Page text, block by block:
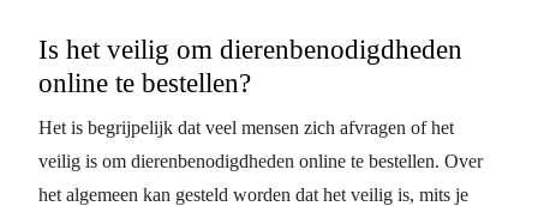
Is het veilig om dierenbenodigdheden
online te bestellen?
Het is begrijpelijk dat veel mensen zich afvragen of het
veilig is om dierenbenodigdheden online te bestellen. Over
het algemeen kan gesteld worden dat het veilig is, mits je